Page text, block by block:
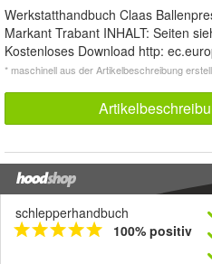
Werkstatthandbuch Claas
Markant Trabant INHALT: Seiten
Kostenloses Download http:
* maschinell aus der Artikelbeschreibung
schlepperhandbuch
100% positiv